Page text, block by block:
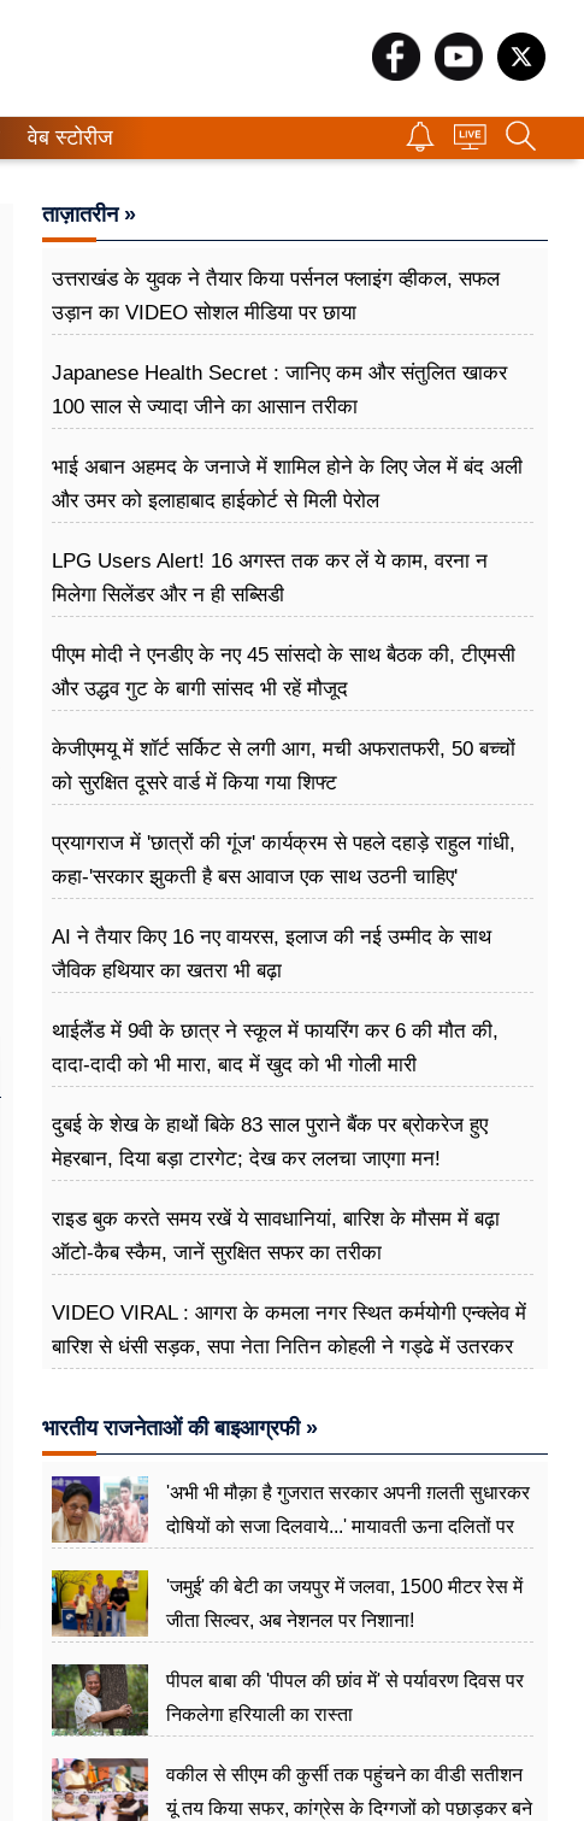
वेब स्टोरीज
ताज़ातरीन »
उत्तराखंड के युवक ने तैयार किया पर्सनल फ्लाइंग व्हीकल, सफल
उड़ान का VIDEO सोशल मीडिया पर छाया
Japanese Health Secret : जानिए कम और संतुलित खाकर
100 साल से ज्यादा जीने का आसान तरीका
भाई अबान अहमद के जनाजे में शामिल होने के लिए जेल में बंद अली
और उमर को इलाहाबाद हाईकोर्ट से मिली पेरोल
LPG Users Alert! 16 अगस्त तक कर लें ये काम, वरना न
मिलेगा सिलेंडर और न ही सब्सिडी
पीएम मोदी ने एनडीए के नए 45 सांसदो के साथ बैठक की, टीएमसी
और उद्धव गुट के बागी सांसद भी रहें मौजूद
केजीएमयू में शॉर्ट सर्किट से लगी आग, मची अफरातफरी, 50 बच्चों
को सुरक्षित दूसरे वार्ड में किया गया शिफ्ट
प्रयागराज में 'छात्रों की गूंज' कार्यक्रम से पहले दहाड़े राहुल गांधी,
कहा-'सरकार झुकती है बस आवाज एक साथ उठनी चाहिए'
AI ने तैयार किए 16 नए वायरस, इलाज की नई उम्मीद के साथ
जैविक हथियार का खतरा भी बढ़ा
थाईलैंड में 9वी के छात्र ने स्कूल में फायरिंग कर 6 की मौत की,
दादा-दादी को भी मारा, बाद में खुद को भी गोली मारी
दुबई के शेख के हाथों बिके 83 साल पुराने बैंक पर ब्रोकरेज हुए
मेहरबान, दिया बड़ा टारगेट; देख कर ललचा जाएगा मन!
राइड बुक करते समय रखें ये सावधानियां, बारिश के मौसम में बढ़ा
ऑटो-कैब स्कैम, जानें सुरक्षित सफर का तरीका
VIDEO VIRAL : आगरा के कमला नगर स्थित कर्मयोगी एन्क्लेव में
बारिश से धंसी सड़क, सपा नेता नितिन कोहली ने गड्ढे में उतरकर
भारतीय राजनेताओं की बाइआग्रफी »
'अभी भी मौक़ा है गुजरात सरकार अपनी ग़लती सुधारकर
दोषियों को सजा दिलवाये...' मायावती ऊना दलितों पर
'जमुई' की बेटी का जयपुर में जलवा, 1500 मीटर रेस में
जीता सिल्वर, अब नेशनल पर निशाना!
पीपल बाबा की 'पीपल की छांव में' से पर्यावरण दिवस पर
निकलेगा हरियाली का रास्ता
वकील से सीएम की कुर्सी तक पहुंचने का वीडी सतीशन
यूं तय किया सफर, कांग्रेस के दिग्गजों को पछाड़कर बने